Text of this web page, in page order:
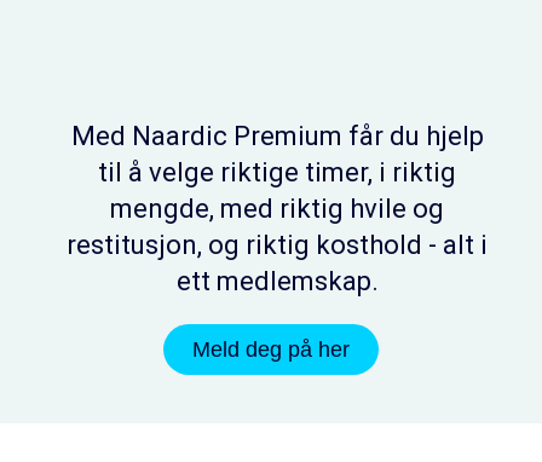
Med Naardic Premium får du hjelp
til å velge riktige timer, i riktig
mengde, med riktig hvile og
restitusjon, og riktig kosthold - alt i
ett medlemskap.
Meld deg på her